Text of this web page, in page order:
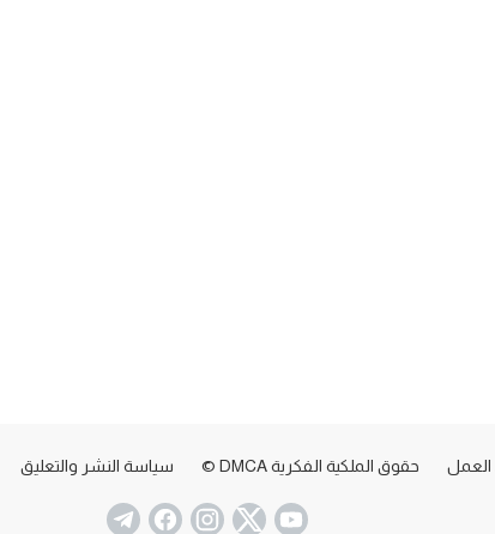
العمل حقوق الملكية الفكرية DMCA © سياسة النشر والتعليق